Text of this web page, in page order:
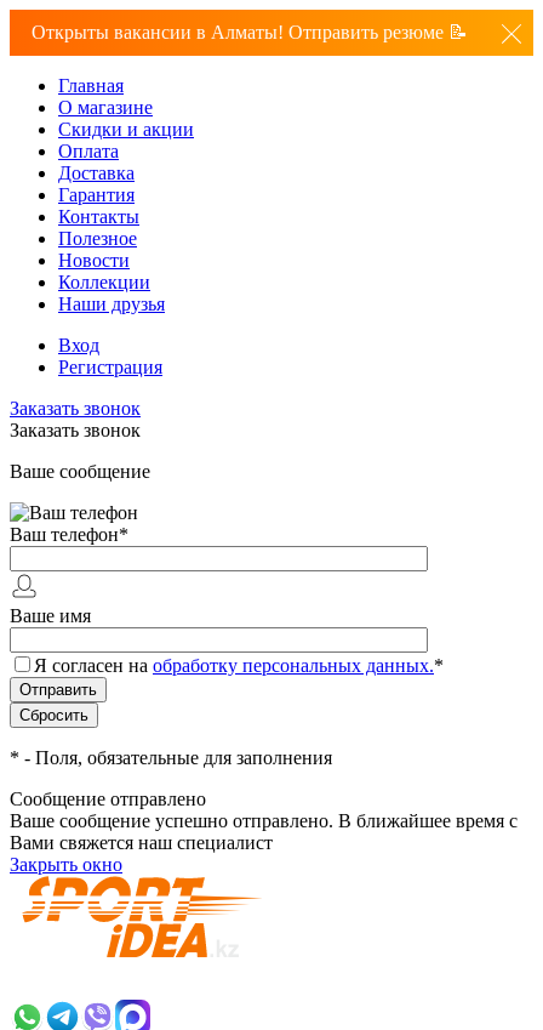
Открыты вакансии в Алматы! Отправить резюме 📝
Главная
О магазине
Скидки и акции
Оплата
Доставка
Гарантия
Контакты
Полезное
Новости
Коллекции
Наши друзья
Вход
Регистрация
Заказать звонок
Заказать звонок
Ваше сообщение
Ваш телефон*
Ваше имя
Я согласен на обработку персональных данных.*
* - Поля, обязательные для заполнения
Сообщение отправлено
Ваше сообщение успешно отправлено. В ближайшее время с
Вами свяжется наш специалист
Закрыть окно